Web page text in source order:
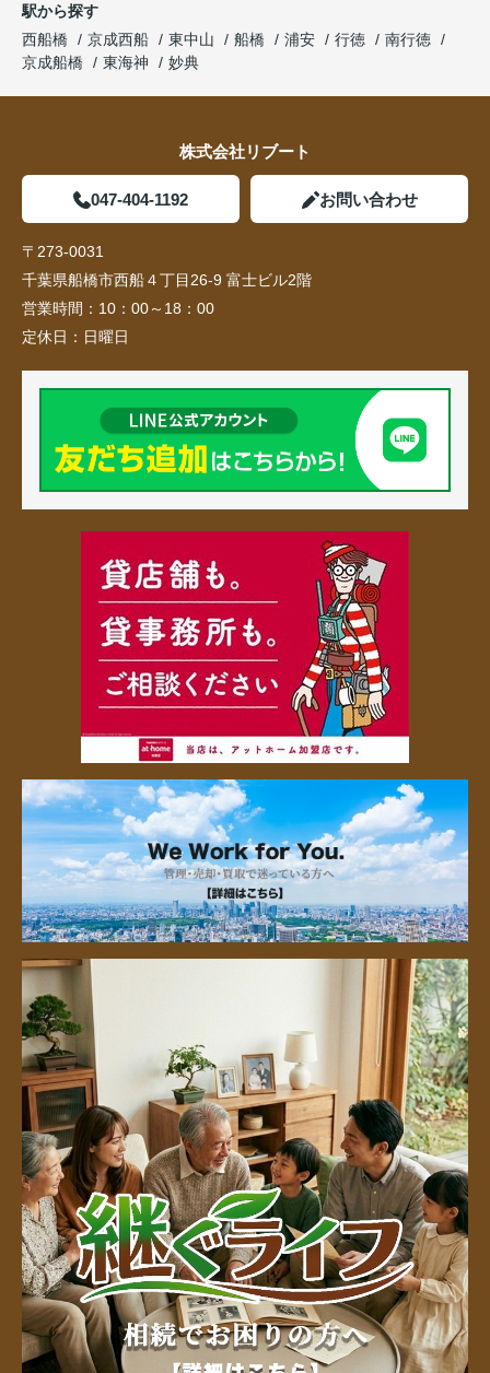
駅から探す
西船橋
京成西船 東中山 船橋 浦安 行徳
南行徳
京成船橋
東海神 妙典
株式会社リブート
047-404-1192 お問い合わせ
〒273-0031
千葉県船橋市西船４丁目26-9 富士ビル2階
営業時間： 10：00～18：00
定休日： 日曜日